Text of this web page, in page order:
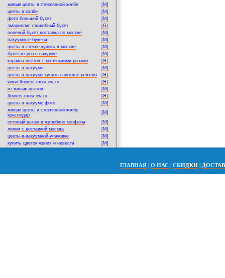
живые цветы в стеклянной колбе
[M]
цветы в колбе
[M]
фото большой букет
[M]
амариллис свадебный букет
[G]
полевой букет доставка по москве
[M]
вакуумные букеты
[M]
цветы в стекле купить в москве
[M]
букет из роз в вакууме
[M]
корзина цветов с маленькими розами
[Я]
цветы в вакууме
[M]
цветы в вакууме купить в москве дешево
[Я]
www.flowers-moscow.ru
[Я]
из живых цветов
[M]
flowers-moscow.ru
[Я]
цветы в вакууме фото
[M]
живые цветы в стеклянной колбе
краснодар
[M]
оптовый рынок в жулебино конфеты
[M]
лилии с доставкой москва
[M]
цветы-в-вакуумной-упаковке
[M]
купить цветок жених и невеста
[M]
ГЛАВНАЯ | О НАС | СКИДКИ |